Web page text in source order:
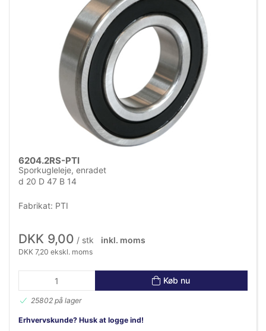
6204.2RS-PTI
Sporkugleleje, enradet
d 20 D 47 B 14
Fabrikat: PTI
DKK 9,00 / stk inkl. moms
DKK 7,20 ekskl. moms
Køb nu
25802 på lager
Erhvervskunde? Husk at logge ind!